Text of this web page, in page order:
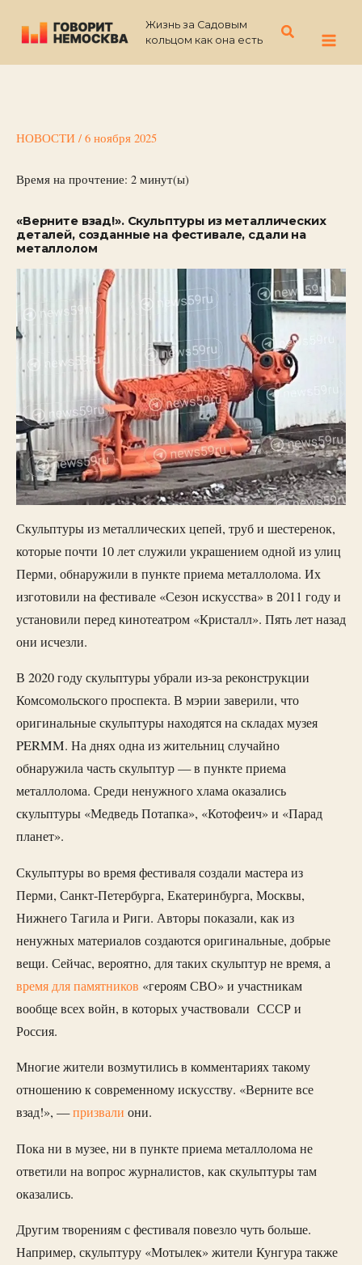
содержимому
Жизнь за Садовым
кольцом как она есть
Поиск
НОВОСТИ / 6 ноября 2025
Время на прочтение: 2 минут(ы)
«Верните взад!». Скульптуры из металлических
деталей, созданные на фестивале, сдали на
металлолом
Скульптуры из металлических цепей, труб и шестеренок,
которые почти 10 лет служили украшением одной из улиц
Перми, обнаружили в пункте приема металлолома. Их
изготовили на фестивале «Сезон искусства» в 2011 году и
установили перед кинотеатром «Кристалл». Пять лет назад
они исчезли.
В 2020 году скульптуры убрали из-за реконструкции
Комсомольского проспекта. В мэрии заверили, что
оригинальные скульптуры находятся на складах музея
PERMM. На днях одна из жительниц случайно
обнаружила часть скульптур — в пункте приема
металлолома. Среди ненужного хлама оказались
скульптуры «Медведь Потапка», «Котофеич» и «Парад
планет».
Скульптуры во время фестиваля создали мастера из
Перми, Санкт-Петербурга, Екатеринбурга, Москвы,
Нижнего Тагила и Риги. Авторы показали, как из
ненужных материалов создаются оригинальные, добрые
вещи. Сейчас, вероятно, для таких скульптур не время, а
время для памятников «героям СВО» и участникам
вообще всех войн, в которых участвовали СССР и
Россия.
Многие жители возмутились в комментариях такому
отношению к современному искусству. «Верните все
взад!», —призвали они.
Пока ни в музее, ни в пункте приема металлолома не
ответили на вопрос журналистов, как скульптуры там
оказались.
Другим творениям с фестиваля повезло чуть больше.
Например, скульптуру «Мотылек» жители Кунгура также